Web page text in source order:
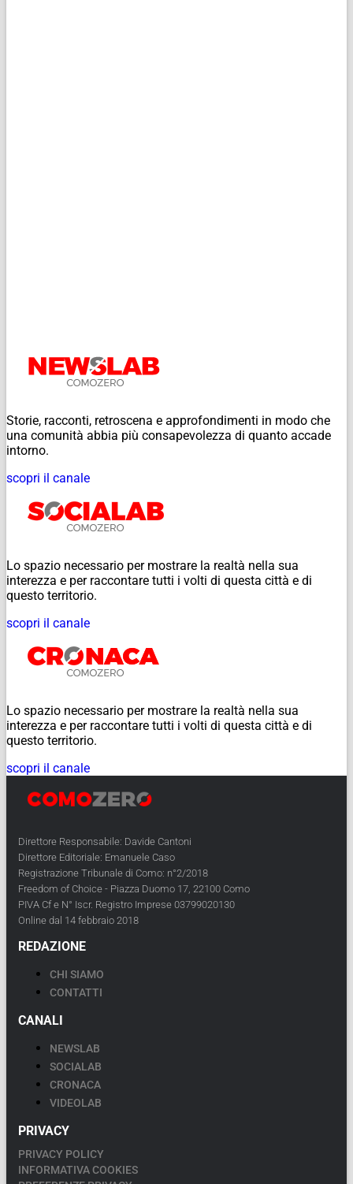
Storie, racconti, retroscena e approfondimenti in modo che
una comunità abbia più consapevolezza di quanto accade
intorno.
scopri il canale
Lo spazio necessario per mostrare la realtà nella sua
interezza e per raccontare tutti i volti di questa città e di
questo territorio.
scopri il canale
Lo spazio necessario per mostrare la realtà nella sua
interezza e per raccontare tutti i volti di questa città e di
questo territorio.
scopri il canale
Direttore Responsabile: Davide Cantoni
Direttore Editoriale: Emanuele Caso
Registrazione Tribunale di Como: n°2/2018
Freedom of Choice - Piazza Duomo 17, 22100 Como
PIVA Cf e N° Iscr. Registro Imprese 03799020130
Online dal 14 febbraio 2018
REDAZIONE
CHI SIAMO
CONTATTI
CANALI
NEWSLAB
SOCIALAB
CRONACA
VIDEOLAB
PRIVACY
PRIVACY POLICY
INFORMATIVA COOKIES